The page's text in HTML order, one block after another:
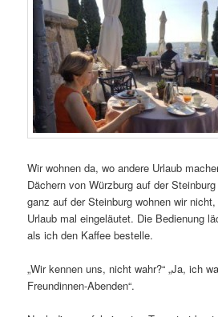
Wir wohnen da, wo andere Urlaub
Dächern von Würzburg auf der
ganz auf der Steinburg wohnen wir
Urlaub mal eingeläutet. Die Bedienung
als ich den Kaffee bestelle.
„Wir kennen uns, nicht wahr?“ „Ja, ich
Freundinnen-Abenden“.